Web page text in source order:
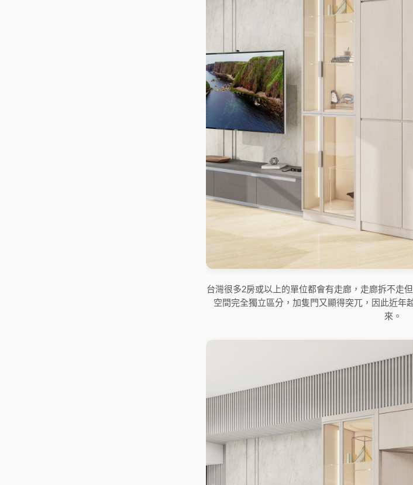
台灣很多2房或以上的單位都會有走廊，走廊拆不走
空間完全獨立區分，加隻門又顯得突兀，因此近年
來。